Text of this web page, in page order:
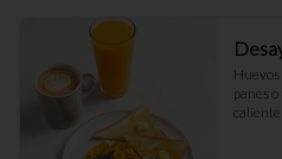
panes
caliente